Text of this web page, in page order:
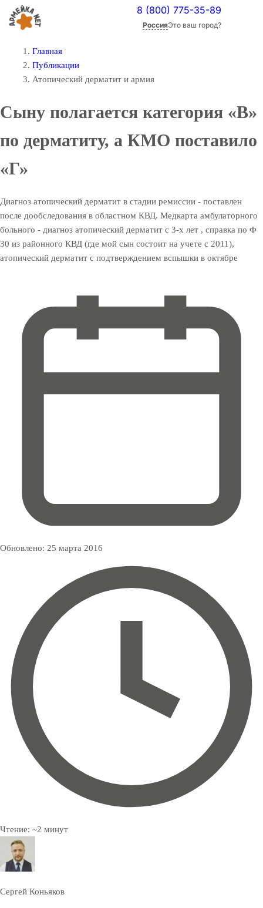
8 (800) 775-35-89
РоссияЭто ваш город?
Главная
Публикации
Атопический дерматит и армия
Сыну полагается категория «В»
по дерматиту, а КМО поставило
«Г»
Диагноз атопический дерматит в стадии ремиссии - поставлен
после дообследования в областном КВД. Медкарта амбулаторного
больного - диагноз атопический дерматит с 3-х лет , справка по Ф
30 из районного КВД (где мой сын состоит на учете с 2011),
атопический дерматит с подтверждением вспышки в октябре
Обновлено: 25 марта 2016
Чтение: ~2 минут
Сергей Коньяков